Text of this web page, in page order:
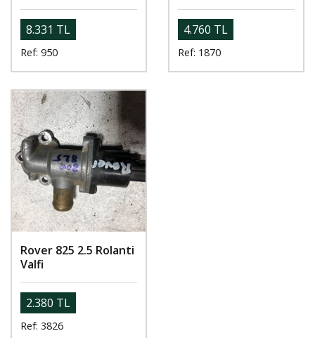
8.331 TL
Ref: 950
4.760 TL
Ref: 1870
Rover 825 2.5 Rolanti
Valfi
2.380 TL
Ref: 3826